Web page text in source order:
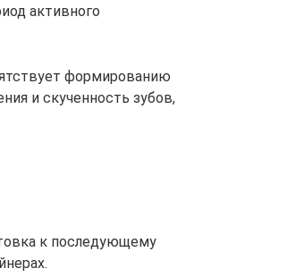
активного
формированию
и скученность зубов,
к последующему